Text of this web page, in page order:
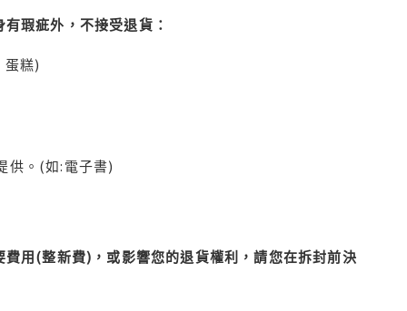
瑕疵外，不接受退貨：
蛋糕)
供。(如:電子書)
用(整新費)，或影響您的退貨權利，請您在拆封前決